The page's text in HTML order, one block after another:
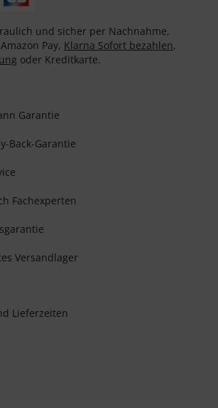
und sicher per Nachnahme,
Pay, Klarna Sofort bezahlen,
oder Kreditkarte.
Garantie
Back-Garantie
Fachexperten
Versandlager
Lieferzeiten